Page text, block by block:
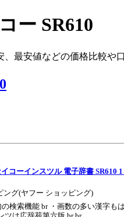
ー SR610
最安値などの価格比較や
コーインスツル 電子辞書 SR610
ング(ヤフー ショッピング)
検索機能 br ・画数の多い漢字